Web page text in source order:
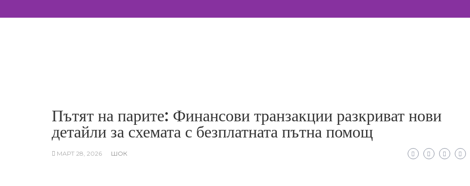
to
Пътят на парите: Финансови транзакции разкриват нови
детайли за схемата с безплатната пътна помощ
МАРТ 28, 2026 ШОК